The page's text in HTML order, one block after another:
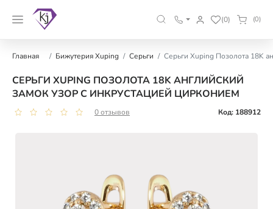
(0) (0)
Главная Бижутерия Xuping Серьги Серьги Xuping Позолота 18K
СЕРЬГИ XUPING ПОЗОЛОТА 18K АНГЛИЙСКИЙ
ЗАМОК УЗОР С ИНКРУСТАЦИЕЙ ЦИРКОНИЕМ
0 отзывов Код: 188912